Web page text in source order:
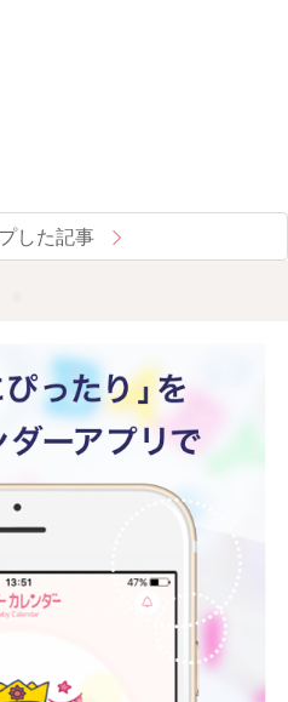
した記事